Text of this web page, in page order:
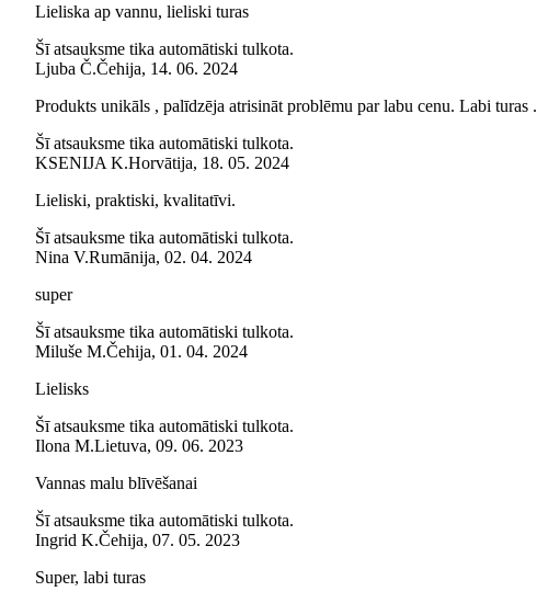
Lieliska ap vannu, lieliski turas
Šī atsauksme tika automātiski tulkota.
Ljuba Č.Čehija, 14. 06. 2024
Produkts unikāls , palīdzēja atrisināt problēmu par labu cenu. Labi turas .
Šī atsauksme tika automātiski tulkota.
KSENIJA K.Horvātija, 18. 05. 2024
Lieliski, praktiski, kvalitatīvi.
Šī atsauksme tika automātiski tulkota.
Nina V.Rumānija, 02. 04. 2024
super
Šī atsauksme tika automātiski tulkota.
Miluše M.Čehija, 01. 04. 2024
Lielisks
Šī atsauksme tika automātiski tulkota.
Ilona M.Lietuva, 09. 06. 2023
Vannas malu blīvēšanai
Šī atsauksme tika automātiski tulkota.
Ingrid K.Čehija, 07. 05. 2023
Super, labi turas